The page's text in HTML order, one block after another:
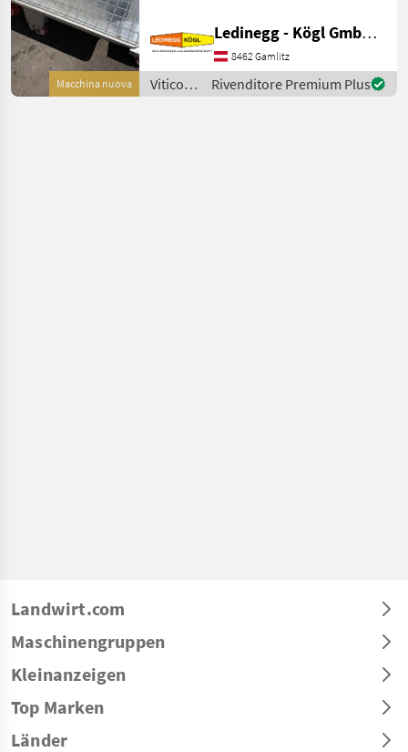
Macchina nuova
Technologie, Baujahr 2026
Beschreibung: Die
Enoveneta Maischepumpe
T 608 aus dem
Ledinegg - Kögl GmbH - Obst- und Weinbautechnik
8462 Gamlitz
Viticoltura
/
Rivenditore Premium Plus
Landwirt.com
Maschinengruppen
Kleinanzeigen
Top Marken
Länder